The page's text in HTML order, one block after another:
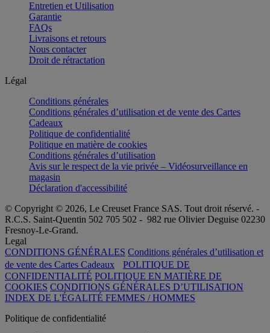
Entretien et Utilisation
Garantie
FAQs
Livraisons et retours
Nous contacter
Droit de rétractation
Légal
Conditions générales
Conditions générales d’utilisation et de vente des Cartes
Cadeaux
Politique de confidentialité
Politique en matière de cookies
Conditions générales d’utilisation
Avis sur le respect de la vie privée – Vidéosurveillance en
magasin
Déclaration d'accessibilité
© Copyright © 2026, Le Creuset France SAS. Tout droit réservé. -
R.C.S. Saint-Quentin 502 705 502 - 982 rue Olivier Deguise 02230
Fresnoy-Le-Grand.
Legal
CONDITIONS GÉNÉRALES Conditions générales d’utilisation et
de vente des Cartes Cadeaux
POLITIQUE DE
CONFIDENTIALITÉ POLITIQUE EN MATIÈRE DE
COOKIES CONDITIONS GÉNÉRALES D’UTILISATION
INDEX DE L'ÉGALITÉ FEMMES / HOMMES
Politique de confidentialité